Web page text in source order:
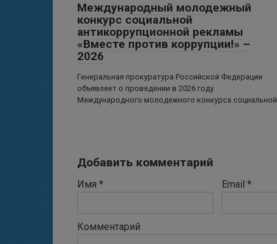
Международный молодежный
конкурс социальной
антикоррупционной рекламы
«Вместе против коррупции!» –
2026
Генеральная прокуратура Российской Федерации
объявляет о проведении в 2026 году
Международного молодежного конкурса социальной
Добавить комментарий
Имя * Email *
Комментарий